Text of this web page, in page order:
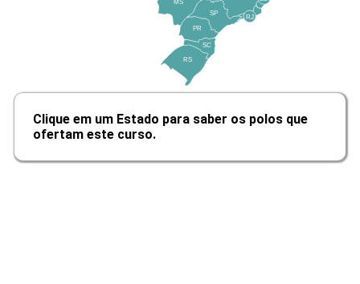
10h
Família e Parentesco
MS
PR
SC
RS
SP
RJ
Clique em um Estado para saber os polos que
ofertam este curso.